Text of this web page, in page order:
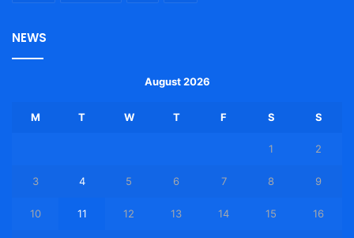
NEWS
August 2026
M T W T F S S
1 2
3 4 5 6 7 8 9
10 11 12 13 14 15 16